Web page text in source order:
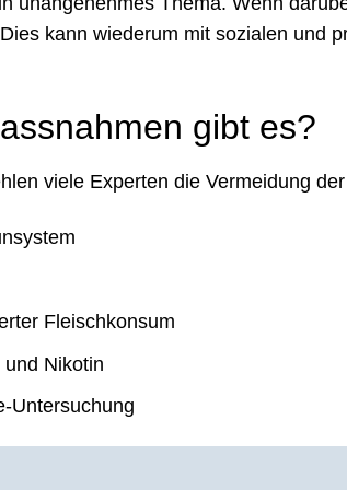
kann wiederum mit sozialen und
gibt es?
viele Experten die Vermeidung
Fleischkonsum
Nikotin
Untersuchung